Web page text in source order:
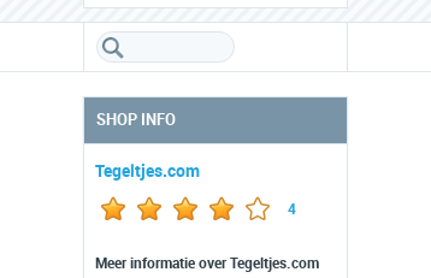
SHOP INFO
Tegeltjes.com
4
Meer informatie over Tegeltjes.com